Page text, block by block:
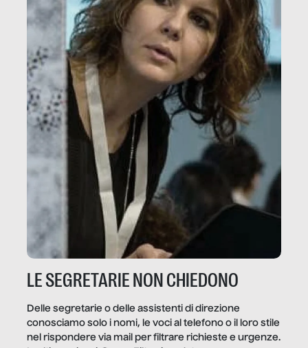
LE SEGRETARIE NON CHIEDONO
Delle segretarie o delle assistenti di direzione
conosciamo solo i nomi, le voci al telefono o il loro stile
nel rispondere via mail per filtrare richieste e urgenze.